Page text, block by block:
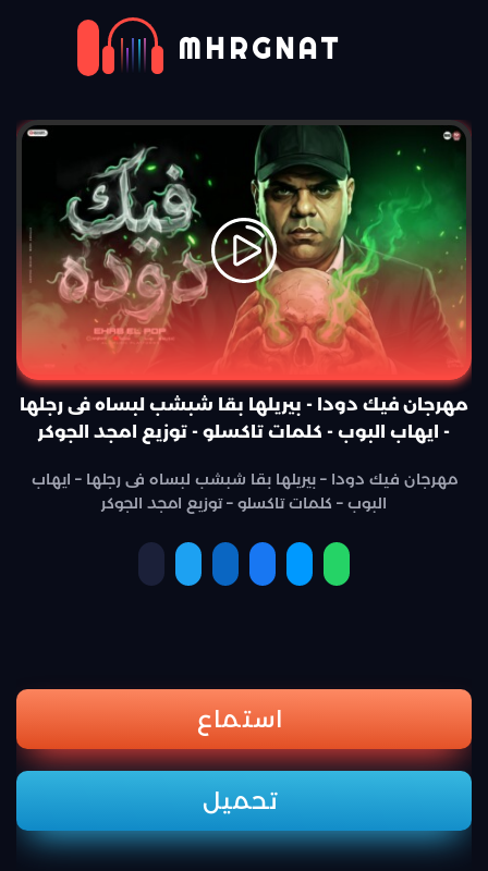
MHRGNAT
مهرجان فيك دودا - بيريلها بقا شبشب لبساه فى رجلها
- ايهاب البوب - كلمات تاكسلو - توزيع امجد الجوكر
مهرجان فيك دودا – بيريلها بقا شبشب لبساه فى رجلها – ايهاب
البوب – كلمات تاكسلو – توزيع امجد الجوكر
استماع
تحميل